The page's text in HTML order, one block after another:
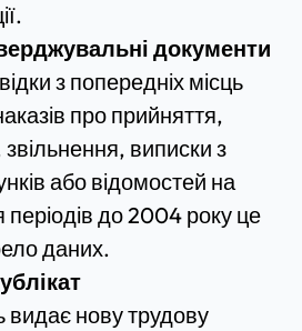
документи
з попередніх місць
про прийняття,
виписки з
або відомостей на
до 2004 року це
даних.
видає нову трудову